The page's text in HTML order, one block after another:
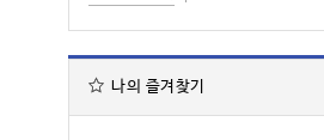
나의 즐겨찾기